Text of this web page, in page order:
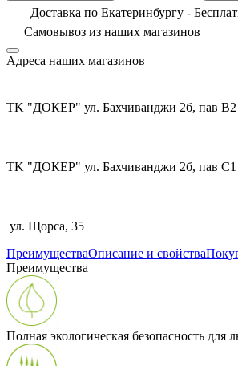
Доставка по Екатеринбургу -
Самовывоз из наших магазинов
Адреса наших магазинов
TK "ДОКЕР" ул. Бахчиванджи 2б, пав В2
TK "ДОКЕР" ул. Бахчиванджи 2б, пав С1
ул. Щорса, 35
ПреимуществаОписание и свойства
Преимущества
Полная экологическая безопасность